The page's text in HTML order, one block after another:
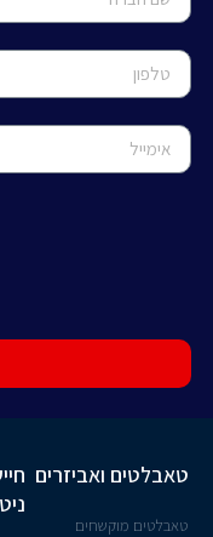
טאבלטים ואביזרים
טאבלטים מוקשחים